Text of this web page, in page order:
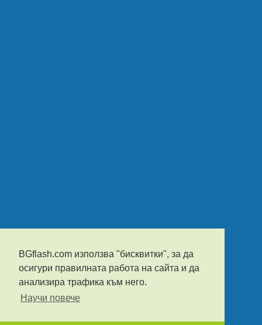
BGflash.com използва "бисквитки", за да
осигури правилната работа на сайта и да
анализира трафика към него.
Научи повече